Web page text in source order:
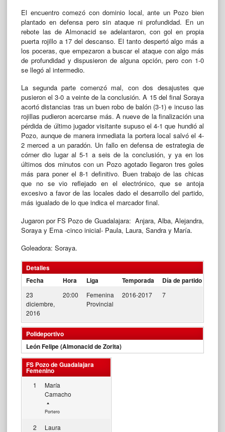
El encuentro comezó con dominio local, ante un Pozo bien
plantado en defensa pero sin ataque ni profundidad. En un
rebote las de Almonacid se adelantaron, con gol en propia
puerta rojillo a 17 del descanso. El tanto despertó algo más a
los poceras, que empezaron a buscar el ataque con algo más
de profundidad y dispusieron de alguna opción, pero con 1-0
se llegó al intermedio.
La segunda parte comenzó mal, con dos desajustes que
pusieron el 3-0 a veinte de la conclusión. A 15 del final Soraya
acortó distancias tras un buen robo de balón (3-1) e incuso las
rojillas pudieron acercarse más. A nueve de la finalización una
pérdida de último jugador visitante supuso el 4-1 que hundió al
Pozo, aunque de manera inmediata la portera local salvó el 4-
2 merced a un paradón. Un fallo en defensa de estrategia de
córner dio lugar al 5-1 a seis de la conclusión, y ya en los
últimos dos minutos con un Pozo agotado llegaron tres goles
más para poner el 8-1 definitivo. Buen trabajo de las chicas
que no se vio reflejado en el electrónico, que se antoja
excesivo a favor de las locales dado el desarrollo del partido,
más igualado de lo que indica el marcador final.
Jugaron por FS Pozo de Guadalajara: Anjara, Alba, Alejandra,
Soraya y Ema -cinco inicial- Paula, Laura, Sandra y María.
Goleadora: Soraya.
Detalles
Fecha
Hora Liga Temporada Día de partido
23
diciembre,
2016
20:00
Femenina
Provincial
2016-2017 7
Polideportivo
León Felipe (Almonacid de Zorita)
FS Pozo de Guadalajara
Femenino
1
María
Camacho
Portero
2
Laura